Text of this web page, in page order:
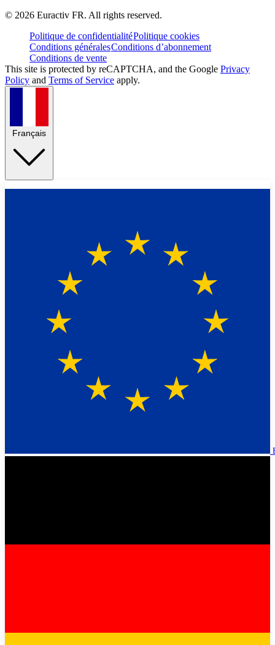
© 2026 Euractiv FR. All rights reserved.
Politique de confidentialitéPolitique cookies
Conditions généralesConditions d’abonnement
Conditions de vente
This site is protected by reCAPTCHA, and the Google Privacy
Policy and Terms of Service apply.
Français